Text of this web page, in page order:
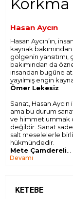
Korkma
Hasan Aycın
Hasan Aycın’ın,
kaynak
gölgenin
bakımından da
insandan bugüne
yayılmış engin
Ömer Lekesiz
Sanat, Hasan Aycın
ama bu durum
ve himmet ummak
değildir. Sanat
salt meselelerle
hükmündedir.
Mete Çamdereli
kendisiyle,
Devamı
KETEBE